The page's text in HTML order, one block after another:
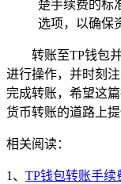
楚手续费的标
选项，以确保
转账至TP钱包
进行操作，并时刻
完成转账，希望这
货币转账的道路上提
相关阅读：
1、 TP钱包转账手